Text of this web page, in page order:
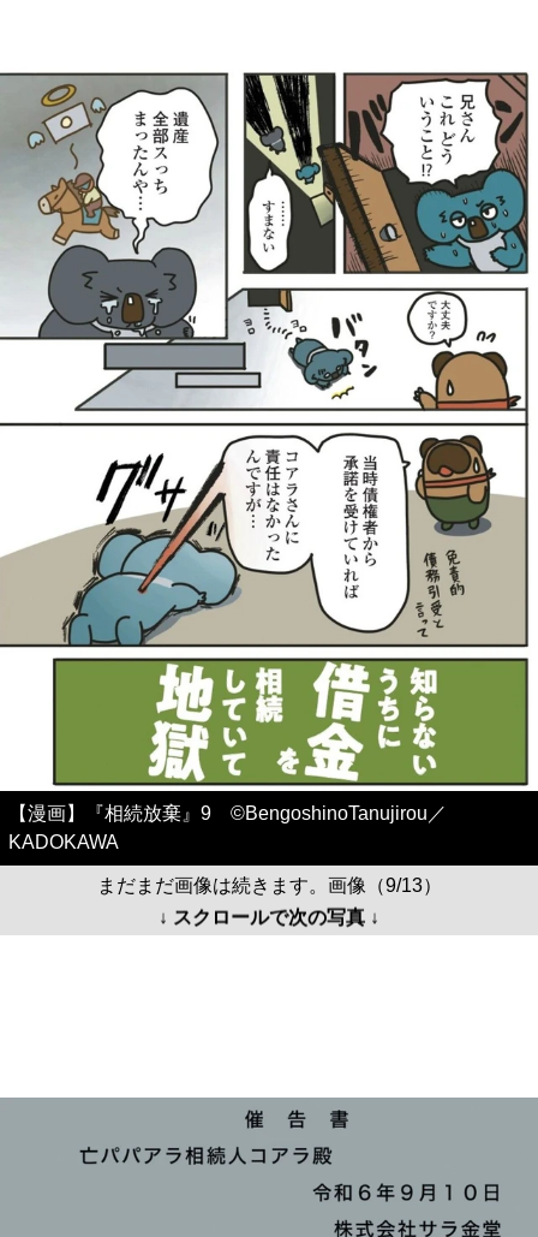
【漫画】『相続放棄』9 ©BengoshinoTanujirou／
KADOKAWA
まだまだ画像は続きます。画像（9/13）
↓ スクロールで次の写真 ↓